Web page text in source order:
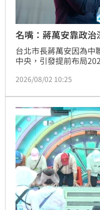
名嘴：蔣萬安靠政
台北市長蔣萬安因為中
中央，引發提前布局
撤掉遊覽車的凱道！靠
2026/08/02 10:25